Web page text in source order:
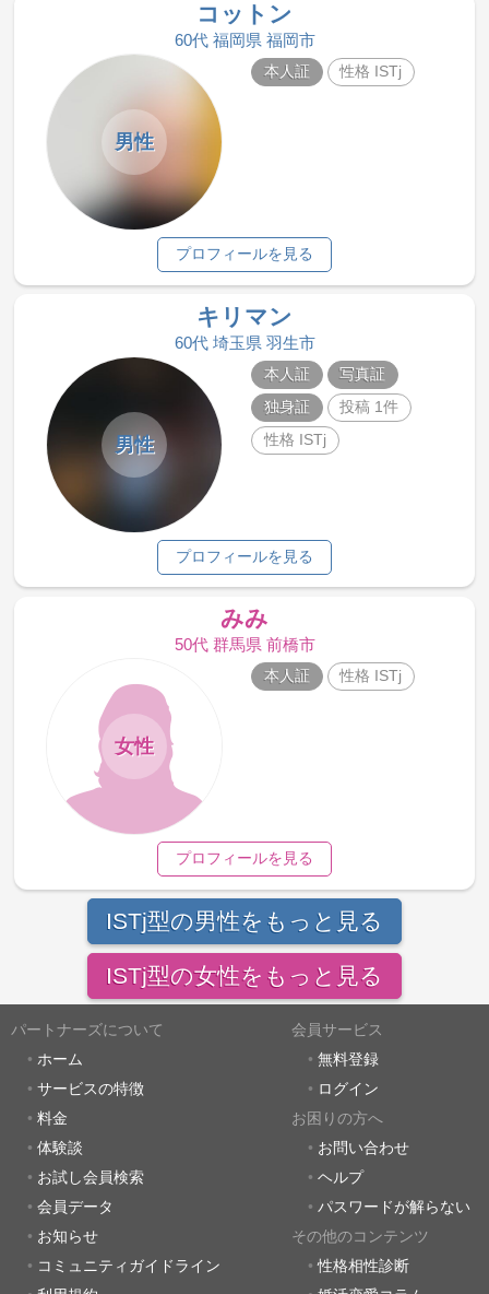
コットン
60代 福岡県 福岡市
男性
本人証 性格 ISTj
プロフィールを見る
キリマン
60代 埼玉県 羽生市
男性
本人証
写真証
独身証
投稿 1件
性格 ISTj
プロフィールを見る
みみ
50代 群馬県 前橋市
女性
本人証 性格 ISTj
プロフィールを見る
ISTj型の男性をもっと見る
ISTj型の女性をもっと見る
パートナーズについて
ホーム
サービスの特徴
料金
体験談
お試し会員検索
会員データ
お知らせ
コミュニティガイドライン
会員サービス
無料登録
ログイン
お困りの方へ
お問い合わせ
ヘルプ
パスワードが解らない
その他のコンテンツ
性格相性診断